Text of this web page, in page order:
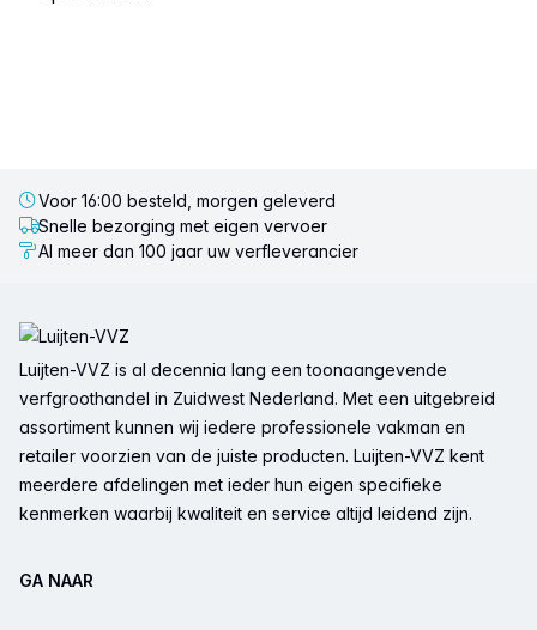
Voor 16:00 besteld, morgen geleverd
Snelle bezorging met eigen vervoer
Al meer dan 100 jaar uw verfleverancier
Luijten-VVZ is al decennia lang een toonaangevende
verfgroothandel in Zuidwest Nederland. Met een uitgebreid
assortiment kunnen wij iedere professionele vakman en
retailer voorzien van de juiste producten. Luijten-VVZ kent
meerdere afdelingen met ieder hun eigen specifieke
kenmerken waarbij kwaliteit en service altijd leidend zijn.
GA NAAR